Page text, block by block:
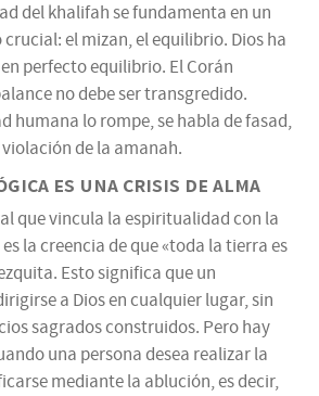
del khalifah se fundamenta en un
el mizan, el equilibrio. Dios ha
perfecto equilibrio. El Corán
no debe ser transgredido.
humana lo rompe, se habla de fasad,
de la amanah.
es una crisis de alma
que vincula la espiritualidad con la
la creencia de que «toda la tierra es
Esto significa que un
a Dios en cualquier lugar, sin
sagrados construidos. Pero hay
una persona desea realizar la
mediante la ablución, es decir,